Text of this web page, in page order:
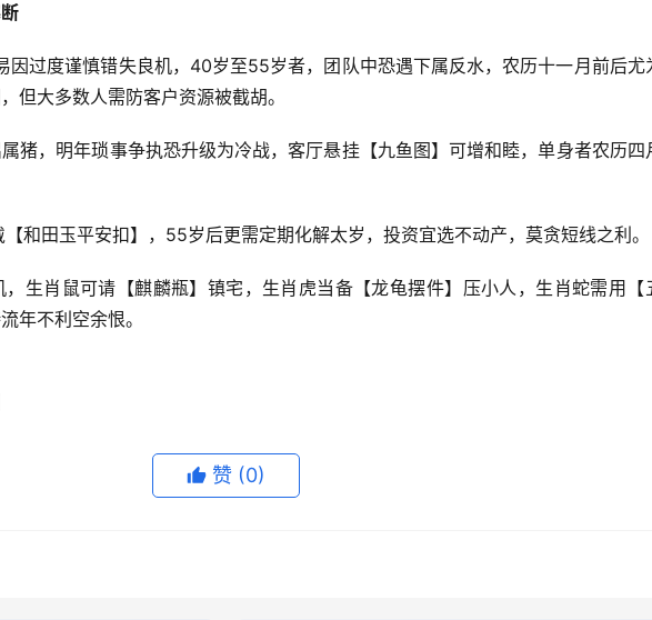
因过度谨慎错失良机，40岁至55岁者，团队中恐遇下属反水，农历十一月前后尤
但大多数人需防客户资源被截胡。
猪，明年琐事争执恐升级为冷战，客厅悬挂【九鱼图】可增和睦，单身者农历四
和田玉平安扣】，55岁后更需定期化解太岁，投资宜选不动产，莫贪短线之利。
生肖鼠可请【麒麟瓶】镇宅，生肖虎当备【龙龟摆件】压小人，生肖蛇需用【
年不利空余恨。
赞 (0)